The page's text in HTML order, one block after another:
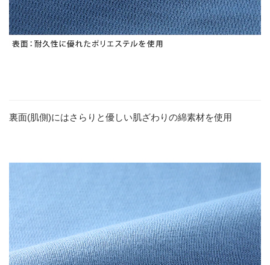
裏面(肌側)にはさらりと優しい肌ざわりの綿素材を使用